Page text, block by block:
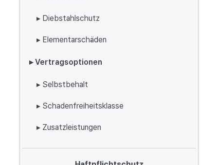
▸ Diebstahlschutz
▸ Elementarschäden
▸ Vertragsoptionen
▸ Selbstbehalt
▸ Schadenfreiheitsklasse
▸ Zusatzleistungen